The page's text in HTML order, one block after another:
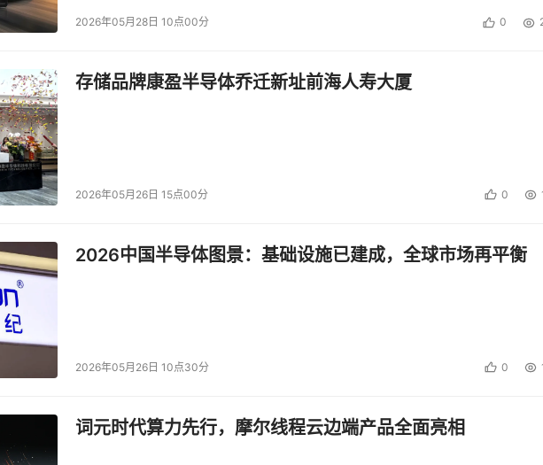
括分布式数据库，区块链、隐私计算和绿色计算，助力数据价值释放和共享。
犹如“城市自来水网”的行业、区域间可信流通。要走向未来更广域的可信流通，形成综
“管道”技术。
术服务商，蚂蚁正在探索下一代隐私计算技术，提供普惠的隐私计算服务，包括一套端
链路密态、实时风控确保数据安全；一套软硬件结合的计算加速解决方案，致力于让隐
个隐私计算云服务平台，让企业像购买云服务一样购买隐私计算服务，解决易用性问
，过去农业数字化程度低，涉农数据“孤岛化”，难以满足银行授信风控要求，难以获
据发展中心与网商银行发起“农户秒贷”项目，通过蚂蚁集团隐私计算技术，安全融合多
经营情况，手机一点就能“秒贷秒批、随借随还”。至今，超600万农户通过获得贷款额
中约8成农户种植面积不到10亩。24日下午，该项目还入选了国家数据局“数据要素x”
持开放共享。目前，蚂蚁可信隐私计算和人工智能方面的核心技术已对外开源，包括“
2026年05月28日 10点00分 0
存储品牌康盈半导体乔迁新址前海人寿大厦
2026年05月26日 15点00分 0
2026中国半导体图景：基础设施已建成，全球市场再平衡
2026年05月26日 10点30分 0
词元时代算力先行，摩尔线程云边端产品全面亮相